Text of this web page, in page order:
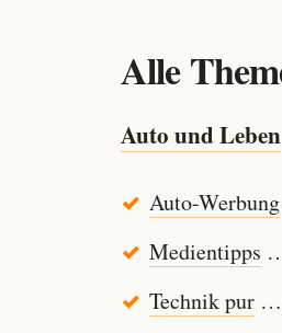
Alle
Auto und Leben
Auto-Werbung
Medientipps
Technik pur…